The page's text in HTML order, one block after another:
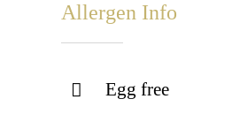
Allergen Info
Egg free